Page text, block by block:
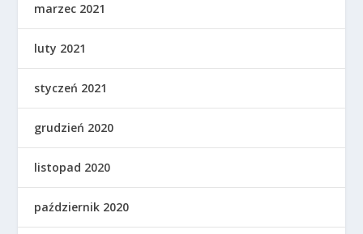
marzec 2021
luty 2021
styczeń 2021
grudzień 2020
listopad 2020
październik 2020